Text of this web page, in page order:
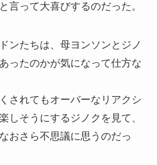
言って大喜びするのだった。
ンたちは、母ヨンソンとジノ
ったのかが気になって仕方な
されてもオーバーなリアクシ
しそうにするジノクを見て、
おさら不思議に思うのだっ